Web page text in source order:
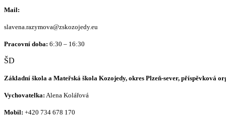
Mail:
slavena.razymova@zskozojedy.eu
Pracovní doba: 6:30 – 16:30
ŠD
Základní škola a Mateřská škola Kozojedy, okres Plzeň-sever, příspěvková
Vychovatelka: Alena Kolářová
Mobil: +420 734 678 170